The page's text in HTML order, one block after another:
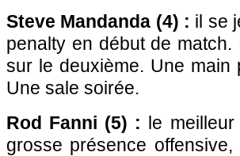
Steve Mandanda (4) : il se
penalty en début de
sur le deuxième. Une
Une sale soirée.
Rod Fanni (5) : le
grosse présence